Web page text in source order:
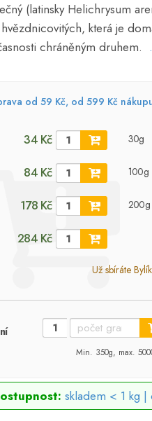
(latinsky Helichrysum
která je
chráněným druhem.
od 59 Kč, od 599 Kč
34 Kč 30g
84 Kč 100g
178 Kč 200g
284 Kč
Už sbíráte
Min. 350g, max.
skladem < 1 kg |